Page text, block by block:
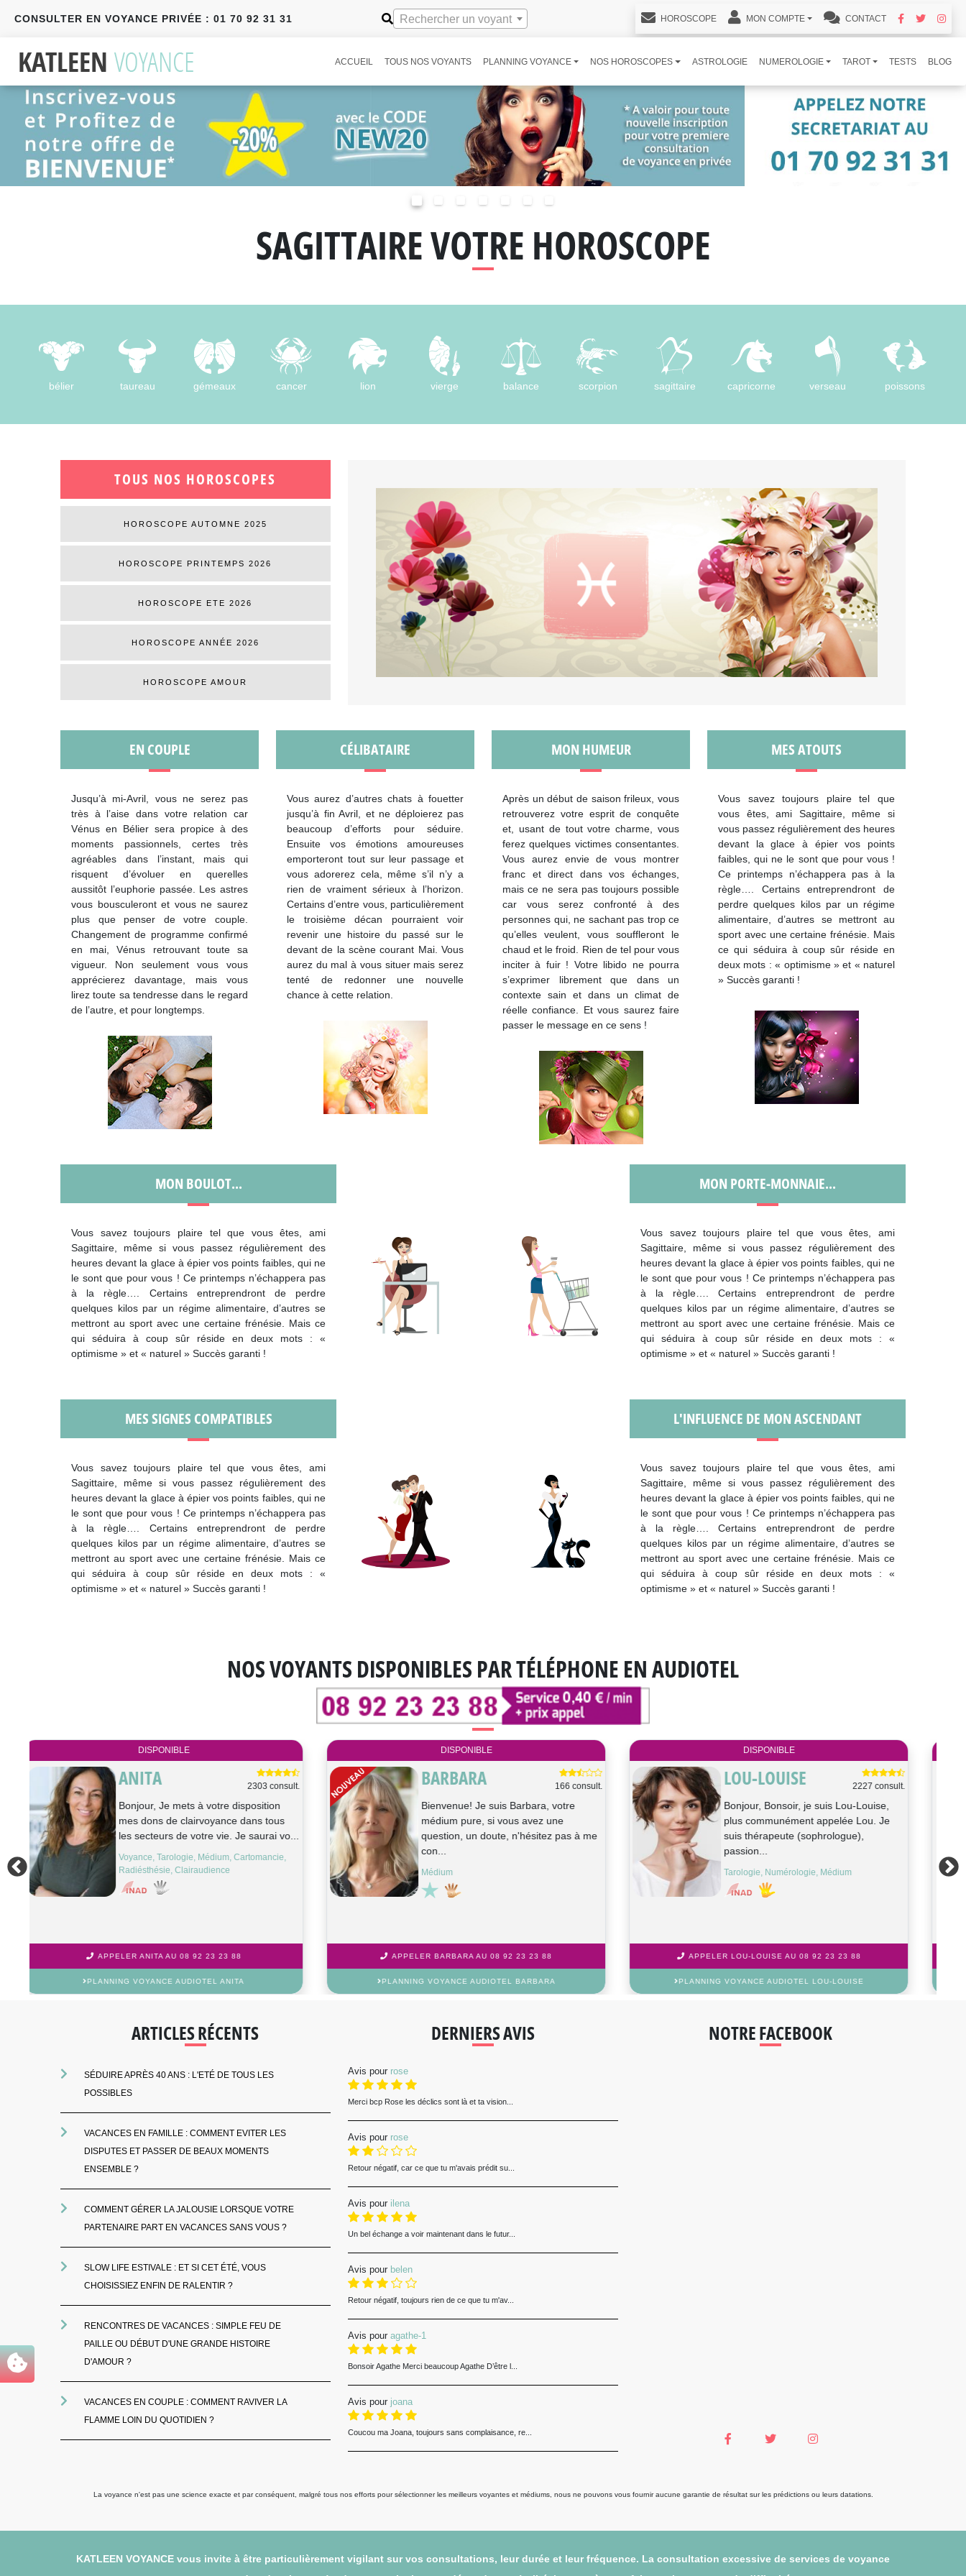
CONSULTER EN VOYANCE PRIVÉE : 01 70 92 31 31 Rechercher un voyant HOROSCOPE MON COMPTE CONTACT
ACCUEIL TOUS NOS VOYANTS PLANNING VOYANCE NOS HOROSCOPES ASTROLOGIE NUMEROLOGIE TAROT TESTS BLOG
SAGITTAIRE VOTRE HOROSCOPE
bélier taureau gémeaux cancer lion vierge balance scorpion sagittaire capricorne verseau poissons
TOUS NOS HOROSCOPES
HOROSCOPE AUTOMNE 2025
HOROSCOPE PRINTEMPS 2026
HOROSCOPE ETE 2026
HOROSCOPE ANNÉE 2026
HOROSCOPE AMOUR
EN COUPLE
Jusqu’à mi-Avril, vous ne serez pas
très à l’aise dans votre relation car
Vénus en Bélier sera propice à des
moments passionnels, certes très
agréables dans l’instant, mais qui
risquent d’évoluer en querelles
aussitôt l’euphorie passée. Les astres
vous bousculeront et vous ne saurez
plus que penser de votre couple.
Changement de programme confirmé
en mai, Vénus retrouvant toute sa
vigueur. Non seulement vous vous
apprécierez davantage, mais vous
lirez toute sa tendresse dans le regard
de l’autre, et pour longtemps.
CÉLIBATAIRE
Vous aurez d’autres chats à fouetter
jusqu’à fin Avril, et ne déploierez pas
beaucoup d’efforts pour séduire.
Ensuite vos émotions amoureuses
emporteront tout sur leur passage et
vous adorerez cela, même s’il n’y a
rien de vraiment sérieux à l’horizon.
Certains d’entre vous, particulièrement
le troisième décan pourraient voir
revenir une histoire du passé sur le
devant de la scène courant Mai. Vous
aurez du mal à vous situer mais serez
tenté de redonner une nouvelle
chance à cette relation.
MON HUMEUR
Après un début de saison frileux, vous
retrouverez votre esprit de conquête
et, usant de tout votre charme, vous
ferez quelques victimes consentantes.
Vous aurez envie de vous montrer
franc et direct dans vos échanges,
mais ce ne sera pas toujours possible
car vous serez confronté à des
personnes qui, ne sachant pas trop ce
qu’elles veulent, vous souffleront le
chaud et le froid. Rien de tel pour vous
inciter à fuir ! Votre libido ne pourra
s’exprimer librement que dans un
contexte sain et dans un climat de
réelle confiance. Et vous saurez faire
passer le message en ce sens !
MES ATOUTS
Vous savez toujours plaire tel que
vous êtes, ami Sagittaire, même si
vous passez régulièrement des heures
devant la glace à épier vos points
faibles, qui ne le sont que pour vous !
Ce printemps n’échappera pas à la
règle…. Certains entreprendront de
perdre quelques kilos par un régime
alimentaire, d’autres se mettront au
sport avec une certaine frénésie. Mais
ce qui séduira à coup sûr réside en
deux mots : « optimisme » et « naturel
» Succès garanti !
MON BOULOT...
Vous savez toujours plaire tel que vous êtes, ami
Sagittaire, même si vous passez régulièrement des
heures devant la glace à épier vos points faibles, qui ne
le sont que pour vous ! Ce printemps n’échappera pas
à la règle…. Certains entreprendront de perdre
quelques kilos par un régime alimentaire, d’autres se
mettront au sport avec une certaine frénésie. Mais ce
qui séduira à coup sûr réside en deux mots : «
optimisme » et « naturel » Succès garanti !
MON PORTE-MONNAIE...
Vous savez toujours plaire tel que vous êtes, ami
Sagittaire, même si vous passez régulièrement des
heures devant la glace à épier vos points faibles, qui ne
le sont que pour vous ! Ce printemps n’échappera pas
à la règle…. Certains entreprendront de perdre
quelques kilos par un régime alimentaire, d’autres se
mettront au sport avec une certaine frénésie. Mais ce
qui séduira à coup sûr réside en deux mots : «
optimisme » et « naturel » Succès garanti !
MES SIGNES COMPATIBLES
Vous savez toujours plaire tel que vous êtes, ami
Sagittaire, même si vous passez régulièrement des
heures devant la glace à épier vos points faibles, qui ne
le sont que pour vous ! Ce printemps n’échappera pas
à la règle…. Certains entreprendront de perdre
quelques kilos par un régime alimentaire, d’autres se
mettront au sport avec une certaine frénésie. Mais ce
qui séduira à coup sûr réside en deux mots : «
optimisme » et « naturel » Succès garanti !
L'INFLUENCE DE MON ASCENDANT
Vous savez toujours plaire tel que vous êtes, ami
Sagittaire, même si vous passez régulièrement des
heures devant la glace à épier vos points faibles, qui ne
le sont que pour vous ! Ce printemps n’échappera pas
à la règle…. Certains entreprendront de perdre
quelques kilos par un régime alimentaire, d’autres se
mettront au sport avec une certaine frénésie. Mais ce
qui séduira à coup sûr réside en deux mots : «
optimisme » et « naturel » Succès garanti !
NOS VOYANTS DISPONIBLES PAR TÉLÉPHONE EN AUDIOTEL
DISPONIBLE
MARIE-
COLETTE
2258 consult.
Bonjour je m'appelle Marie Colette,
médium pure, le son de votre voix
déclenche des flashs, des réponses à...
Tarologie, Médium, Astrologie, Cartomancie
APPELER MARIE-COLETTE AU 08 92 23 23 88
PLANNING VOYANCE AUDIOTEL MARIE-COLETTE
DISPONIBLE
PIETRO 1379 consult.
Bonjour, je suis Pietro, médium de
naissance et tarologue. Par ma
médiumnité, je vous aide à trouver les
Tarologie, Médium
APPELER PIETRO AU 08 92 23 23 88
PLANNING VOYANCE AUDIOTEL PIETRO
DISPONIBLE
POLLY 2061 consult.
Bonjour, voyante et cartomancienne
depuis maintenant plus de 15 ans. Ma
passion pour les arts divinatoires
s&#0...
Médium, Cartomancie
APPELER POLLY AU 08 92 23 23 88
PLANNING VOYANCE AUDIOTEL POLLY
ARTICLES RÉCENTS
SÉDUIRE APRÈS 40 ANS : L'ETÉ DE TOUS LES
POSSIBLES
VACANCES EN FAMILLE : COMMENT EVITER LES
DISPUTES ET PASSER DE BEAUX MOMENTS
ENSEMBLE ?
COMMENT GÉRER LA JALOUSIE LORSQUE VOTRE
PARTENAIRE PART EN VACANCES SANS VOUS ?
SLOW LIFE ESTIVALE : ET SI CET ÉTÉ, VOUS
CHOISISSIEZ ENFIN DE RALENTIR ?
RENCONTRES DE VACANCES : SIMPLE FEU DE
PAILLE OU DÉBUT D'UNE GRANDE HISTOIRE
D'AMOUR ?
VACANCES EN COUPLE : COMMENT RAVIVER LA
FLAMME LOIN DU QUOTIDIEN ?
DERNIERS AVIS
Avis pour rose
Merci bcp Rose les déclics sont là et ta vision...
Avis pour rose
Retour négatif, car ce que tu m'avais prédit su...
Avis pour ilena
Un bel échange a voir maintenant dans le futur...
Avis pour belen
Retour négatif, toujours rien de ce que tu m'av...
Avis pour agathe-1
Bonsoir Agathe Merci beaucoup Agathe D’être l...
Avis pour joana
Coucou ma Joana, toujours sans complaisance, re...
NOTRE FACEBOOK
La voyance n'est pas une science exacte et par conséquent, malgré tous nos efforts pour sélectionner les meilleurs voyantes et médiums, nous ne pouvons vous fournir aucune garantie de résultat sur les prédictions ou leurs datations.
KATLEEN VOYANCE vous invite à être particulièrement vigilant sur vos consultations, leur durée et leur fréquence. La consultation excessive de services de voyance